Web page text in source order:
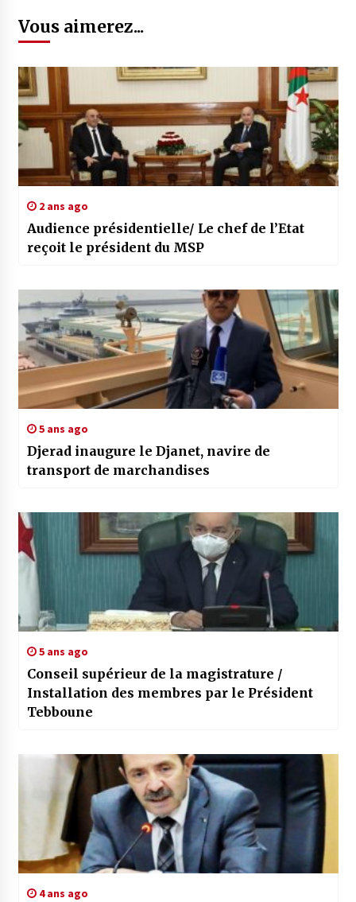
Vous aimerez...
2 ans ago
Audience présidentielle/ Le chef de l’Etat
reçoit le président du MSP
5 ans ago
Djerad inaugure le Djanet, navire de
transport de marchandises
5 ans ago
Conseil supérieur de la magistrature /
Installation des membres par le Président
Tebboune
4 ans ago